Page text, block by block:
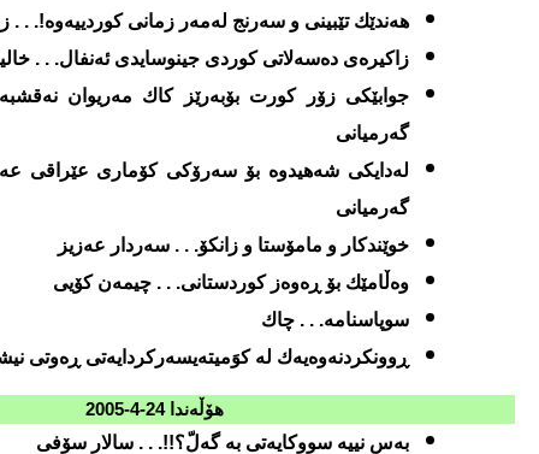
هه‌ندێك تێبینی و سه‌رنج له‌مه‌ر زمانی كوردییه‌وه‌!.
زاكیره‌ی ده‌سه‌لاتی كوردی جینوسایدی ئه‌نفال. . .
جوابێكی زۆر كورت بۆبه‌رێز كاك مه‌ریوان
گه‌رمیانی
له‌دایكی شه‌هیدوه‌ بۆ سه‌رۆكی كۆماری عێراقی
گه‌رمیانی
خوێندكار و مامۆستا و زانكۆ. . . سه‌ردار عه‌زیز
وه‌ڵامێك بۆ ڕه‌وه‌ز كوردستانی. . . چیمه‌ن كۆیی
سوپاسنامه‌. . . چاك
ڕوونكردنه‌وه‌یه‌ك له‌ كوَمیته‌یسه‌ركردایه‌تی ڕه‌وتی
هۆڵه‌ندا24-4-2005
به‌س نییه‌ سووكایه‌تی به‌ گه‌لّ؟!!. . . سالار سۆفی